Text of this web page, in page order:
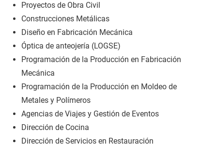
Proyectos de Obra Civil
Construcciones Metálicas
Diseño en Fabricación Mecánica
Óptica de anteojería (LOGSE)
Programación de la Producción en Fabricación
Mecánica
Programación de la Producción en Moldeo de
Metales y Polímeros
Agencias de Viajes y Gestión de Eventos
Dirección de Cocina
Dirección de Servicios en Restauración